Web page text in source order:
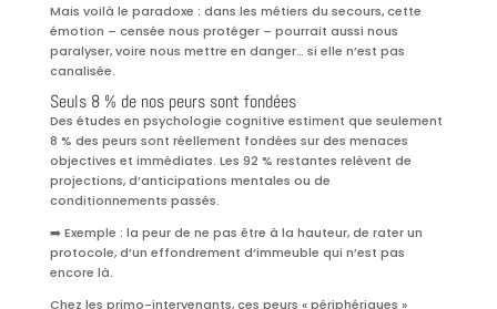
Mais voilà le paradoxe : dans les métiers du secours, cette
émotion – censée nous protéger – pourrait aussi nous
paralyser, voire nous mettre en danger… si elle n’est pas
canalisée.
Seuls 8 % de nos peurs sont fondées
Des études en psychologie cognitive estiment que seulement
8 % des peurs sont réellement fondées sur des menaces
objectives et immédiates. Les 92 % restantes relèvent de
projections, d’anticipations mentales ou de
conditionnements passés.
➡️ Exemple : la peur de ne pas être à la hauteur, de rater un
protocole, d’un effondrement d’immeuble qui n’est pas
encore là.
Chez les primo-intervenants, ces peurs « périphériques »